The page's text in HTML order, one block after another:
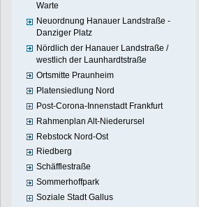
Warte
Neuordnung Hanauer Landstraße -
Danziger Platz
Nördlich der Hanauer Landstraße /
westlich der Launhardtstraße
Ortsmitte Praunheim
Platensiedlung Nord
Post-Corona-Innenstadt Frankfurt
Rahmenplan Alt-Niederursel
Rebstock Nord-Ost
Riedberg
Schäfflestraße
Sommerhoffpark
Soziale Stadt Gallus